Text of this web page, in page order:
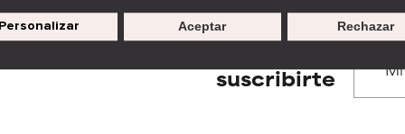
Personalizar Rechazar
Aceptar
efectos adversos como irritación, inflamación o
se utiliza en altas concentraciones o junto con otros
efectos adversos como irritación, inflamación o
se utiliza en altas concentraciones o junto con otros
suscribirte